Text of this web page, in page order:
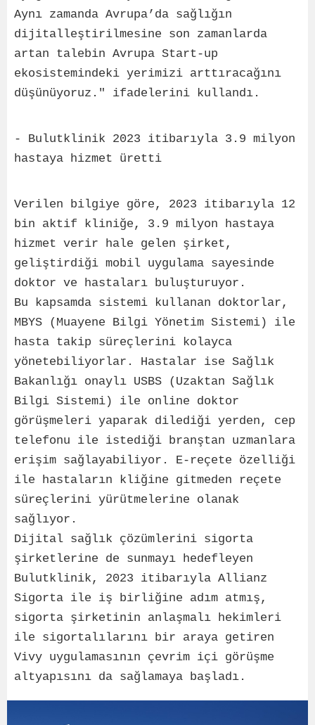
Aynı zamanda Avrupa’da sağlığın
dijitalleştirilmesine son zamanlarda
artan talebin Avrupa Start-up
ekosistemindeki yerimizi arttıracağını
düşünüyoruz." ifadelerini kullandı.
- Bulutklinik 2023 itibarıyla 3.9 milyon
hastaya hizmet üretti
Verilen bilgiye göre, 2023 itibarıyla 12
bin aktif kliniğe, 3.9 milyon hastaya
hizmet verir hale gelen şirket,
geliştirdiği mobil uygulama sayesinde
doktor ve hastaları buluşturuyor.
Bu kapsamda sistemi kullanan doktorlar,
MBYS (Muayene Bilgi Yönetim Sistemi) ile
hasta takip süreçlerini kolayca
yönetebiliyorlar. Hastalar ise Sağlık
Bakanlığı onaylı USBS (Uzaktan Sağlık
Bilgi Sistemi) ile online doktor
görüşmeleri yaparak dilediği yerden, cep
telefonu ile istediği branştan uzmanlara
erişim sağlayabiliyor. E-reçete özelliği
ile hastaların kliğine gitmeden reçete
süreçlerini yürütmelerine olanak
sağlıyor.
Dijital sağlık çözümlerini sigorta
şirketlerine de sunmayı hedefleyen
Bulutklinik, 2023 itibarıyla Allianz
Sigorta ile iş birliğine adım atmış,
sigorta şirketinin anlaşmalı hekimleri
ile sigortalılarını bir araya getiren
Vivy uygulamasının çevrim içi görüşme
altyapısını da sağlamaya başladı.